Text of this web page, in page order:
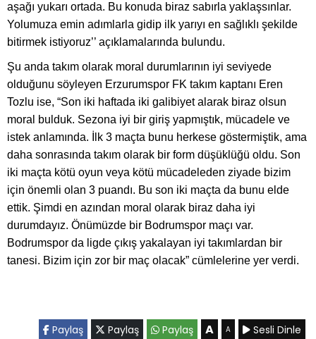
aşağı yukarı ortada. Bu konuda biraz sabırla yaklaşsınlar.
Yolumuza emin adımlarla gidip ilk yarıyı en sağlıklı şekilde
bitirmek istiyoruz’’ açıklamalarında bulundu.
Şu anda takım olarak moral durumlarının iyi seviyede
olduğunu söyleyen Erzurumspor FK takım kaptanı Eren
Tozlu ise, “Son iki haftada iki galibiyet alarak biraz olsun
moral bulduk. Sezona iyi bir giriş yapmıştık, mücadele ve
istek anlamında. İlk 3 maçta bunu herkese göstermiştik, ama
daha sonrasında takım olarak bir form düşüklüğü oldu. Son
iki maçta kötü oyun veya kötü mücadeleden ziyade bizim
için önemli olan 3 puandı. Bu son iki maçta da bunu elde
ettik. Şimdi en azından moral olarak biraz daha iyi
durumdayız. Önümüzde bir Bodrumspor maçı var.
Bodrumspor da ligde çıkış yakalayan iyi takımlardan bir
tanesi. Bizim için zor bir maç olacak” cümlelerine yer verdi.
Paylaş Paylaş Paylaş A A Sesli Dinle